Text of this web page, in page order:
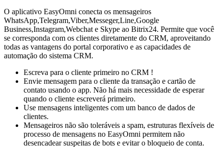
O aplicativo EasyOmni conecta os mensageiros
WhatsApp,Telegram,Viber,Messeger,Line,Google
Business,Instagram,Webchat e Skype ao Bitrix24. Permite que você
se corresponda com os clientes diretamente do CRM, aproveitando
todas as vantagens do portal corporativo e as capacidades de
automação do sistema CRM.
Escreva para o cliente primeiro no CRM !
Envie mensagem para o cliente da transação e cartão de
contato usando o app. Não há mais necessidade de esperar
quando o cliente escreverá primeiro.
Use mensagens inteligentes com um banco de dados de
clientes.
Mensageiros não são toleráveis ​​a spam, estruturas flexíveis de
processo de mensagens no EasyOmni permitem não
desencadear suspeitas de bots e evitar o bloqueio de conta.